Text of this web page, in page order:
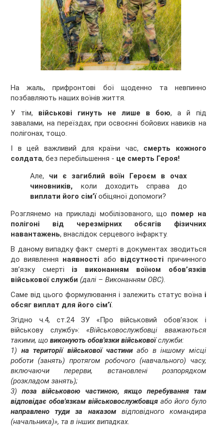
На жаль, прифронтові бої щоденно та невпинно
позбавляють наших воїнів життя.
У тім, військові гинуть не лише в бою, а й під
завалами, на переїздах, при освоєнні бойових навиків на
полігонах, тощо.
І в цей важливий для країни час, смерть кожного
солдата, без перебільшення - це смерть Героя!
Але, чи є загиблий воїн Героєм в очах
чиновників, коли доходить справа до
виплати його сім’їобіцяної допомоги?
Розглянемо на прикладі мобілізованого, що помер на
полігоні від черезмірних обсягів фізичних
навантажень, внаслідок серцевого інфаркту.
В даному випадку факт смерті в документах зводиться
до виявлення наявності або відсутності причинного
зв’язку смерті із виконанням воїном обов’язків
військової служби (далі – Виконанням ОВС).
Саме від цього формулювання і залежить статус воїна і
обсяг виплат для його сім’ї.
Згідно ч.4, ст.24 ЗУ «Про військовий обов’язок і
військову службу»:«Військовослужбовці вважаються
такими, щовиконують обов'язки військовоїслужби:
1) на території військової частини або в іншому місці
роботи (занять) протягом робочого (навчального) часу,
включаючи перерви, встановлені розпорядком
(розкладом занять);
3)поза військовою частиною, якщо перебування там
відповідає обов'язкам військовослужбовця або його було
направлено туди за наказомвідповідного командира
(начальника)», та в інших випадках.